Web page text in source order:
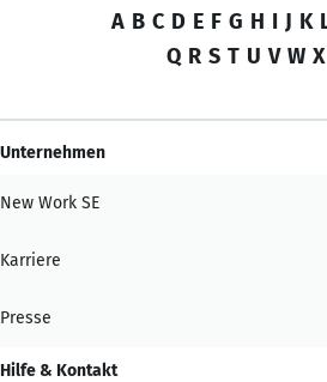
A B C D E F G H I J K
Q R S T U V W X
Unternehmen
New Work SE
Karriere
Presse
Hilfe & Kontakt